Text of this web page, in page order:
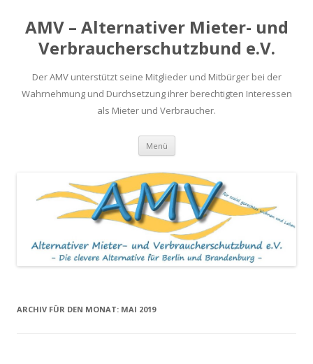
AMV – Alternativer Mieter- und
Verbraucherschutzbund e.V.
Der AMV unterstützt seine Mitglieder und Mitbürger bei der
Wahrnehmung und Durchsetzung ihrer berechtigten Interessen
als Mieter und Verbraucher.
Menü Springe
Inhalt
ARCHIV FÜR DEN MONAT: MAI 2019